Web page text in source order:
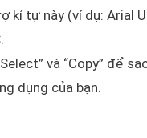
kí tự này (ví dụ: Arial
và “Copy” để
dụng của bạn.